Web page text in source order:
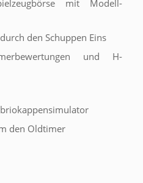
mit Modell-
den Schuppen Eins
und H-
den Oldtimer